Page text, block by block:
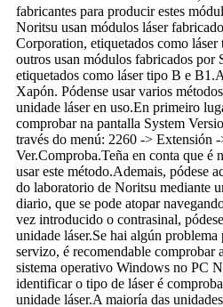
fabricantes para producir estes
Noritsu usan módulos láser
Corporation, etiquetados como
outros usan módulos fabricados
etiquetados como láser tipo B e
Xapón. Pódense usar varios
unidade láser en uso.En primeiro
comprobar na pantalla System
través do menú: 2260 -> Extensión
Ver.Comproba.Teña en conta que é
usar este método.Ademais, pódese
do laboratorio de Noritsu mediante
diario, que se pode atopar
vez introducido o contrasinal,
unidade láser.Se hai algún problema
servizo, é recomendable comprobar
sistema operativo Windows no PC
identificar o tipo de láser é
unidade láser.A maioría das